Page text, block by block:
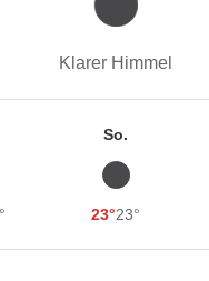
Klarer Himmel
So.
23°23°